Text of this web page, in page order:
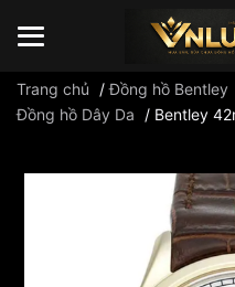
Trang chủ /Đồng hồ Bentley
Đồng hồ Dây Da
/ Bentley